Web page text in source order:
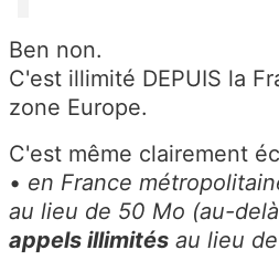
Ben non.
C'est illimité DEPUIS la
zone Europe.
C'est même clairement
• en France
au lieu de 50 Mo (au-
appels illimités au lieu